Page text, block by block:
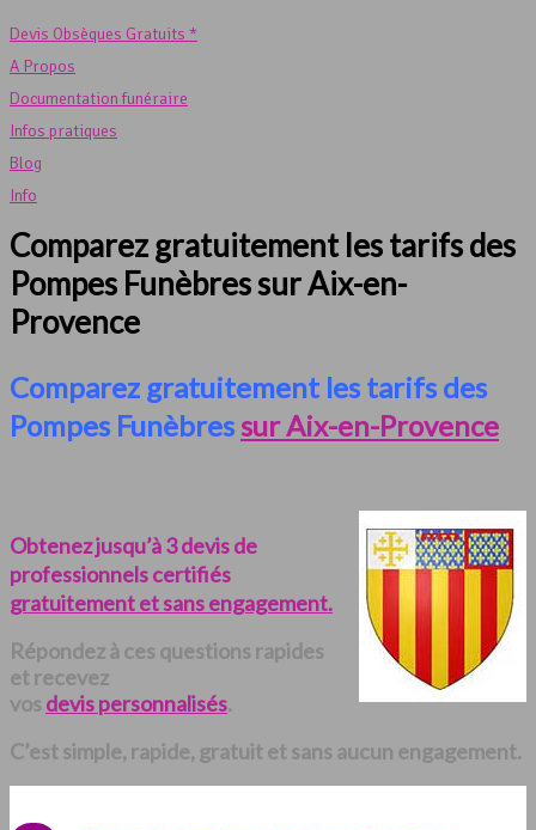
Devis Obsèques Gratuits *
A Propos
Documentation funéraire
Infos pratiques
Blog
Info
Comparez gratuitement les tarifs des
Pompes Funèbres sur Aix-en-
Provence
Comparez gratuitement les tarifs des
Pompes Funèbres sur Aix-en-Provence
Obtenez jusqu’à 3 devis de
professionnels certifiés
gratuitement et sans engagement.
Répondez à ces questions rapides
et recevez
vos devis personnalisés.
C’est simple, rapide, gratuit et sans aucun engagement.